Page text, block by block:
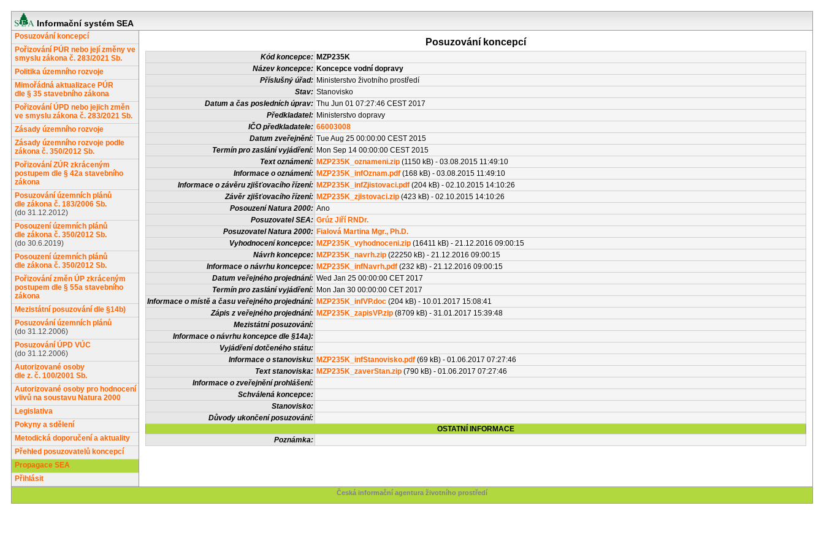
Informační systém SEA
Posuzování koncepcí
Pořizování PÚR nebo její změny ve
smyslu zákona č. 283/2021 Sb.
Politika územního rozvoje
Mimořádná aktualizace PÚR
dle § 35 stavebního zákona
Pořizování ÚPD nebo jejich změn
ve smyslu zákona č. 283/2021 Sb.
Zásady územního rozvoje
Zásady územního rozvoje podle
zákona č. 350/2012 Sb.
Pořizování ZÚR zkráceným
postupem dle § 42a stavebního
zákona
Posuzování územních plánů
dle zákona č. 183/2006 Sb.
(do 31.12.2012)
Posouzení územních plánů
dle zákona č. 350/2012 Sb.
(do 30.6.2019)
Posouzení územních plánů
dle zákona č. 350/2012 Sb.
Pořizování změn ÚP zkráceným
postupem dle § 55a stavebního
zákona
Mezistátní posuzování dle §14b)
Posuzování územních plánů
(do 31.12.2006)
Posuzování ÚPD VÚC
(do 31.12.2006)
Autorizované osoby
dle z. č. 100/2001 Sb.
Autorizované osoby pro hodnocení
vlivů na soustavu Natura 2000
Legislativa
Pokyny a sdělení
Metodická doporučení a aktuality
Přehled posuzovatelů koncepcí
Propagace SEA
Přihlásit
Posuzování koncepcí
Kód koncepce: MZP235K
Název koncepce: Koncepce vodní dopravy
Příslušný úřad: Ministerstvo životního prostředí
Stav: Stanovisko
Datum a čas posledních úprav: Thu Jun 01 07:27:46 CEST 2017
Předkladatel: Ministerstvo dopravy
IČO předkladatele: 66003008
Datum zveřejnění: Tue Aug 25 00:00:00 CEST 2015
Termín pro zaslání vyjádření: Mon Sep 14 00:00:00 CEST 2015
Text oznámení: MZP235K_oznameni.zip (1150 kB) - 03.08.2015 11:49:10
Informace o oznámení: MZP235K_infOznam.pdf (168 kB) - 03.08.2015 11:49:10
Informace o závěru zjišťovacího řízení: MZP235K_infZjistovaci.pdf (204 kB) - 02.10.2015 14:10:26
Závěr zjišťovacího řízení: MZP235K_zjistovaci.zip (423 kB) - 02.10.2015 14:10:26
Posouzení Natura 2000: Ano
Posuzovatel SEA: Grúz Jiří RNDr.
Posuzovatel Natura 2000: Fialová Martina Mgr., Ph.D.
Vyhodnocení koncepce: MZP235K_vyhodnoceni.zip (16411 kB) - 21.12.2016 09:00:15
Návrh koncepce: MZP235K_navrh.zip (22250 kB) - 21.12.2016 09:00:15
Informace o návrhu koncepce: MZP235K_infNavrh.pdf (232 kB) - 21.12.2016 09:00:15
Datum veřejného projednání: Wed Jan 25 00:00:00 CET 2017
Termín pro zaslání vyjádření: Mon Jan 30 00:00:00 CET 2017
Informace o místě a času veřejného projednání: MZP235K_infVP.doc (204 kB) - 10.01.2017 15:08:41
Zápis z veřejného projednání: MZP235K_zapisVP.zip (8709 kB) - 31.01.2017 15:39:48
Mezistátní posuzování:
Informace o návrhu koncepce dle §14a):
Vyjádření dotčeného státu:
Informace o stanovisku: MZP235K_infStanovisko.pdf (69 kB) - 01.06.2017 07:27:46
Text stanoviska: MZP235K_zaverStan.zip (790 kB) - 01.06.2017 07:27:46
Informace o zveřejnění prohlášení:
Schválená koncepce:
Stanovisko:
Důvody ukončení posuzování:
OSTATNÍ INFORMACE
Poznámka:
Česká informační agentura životního prostředí